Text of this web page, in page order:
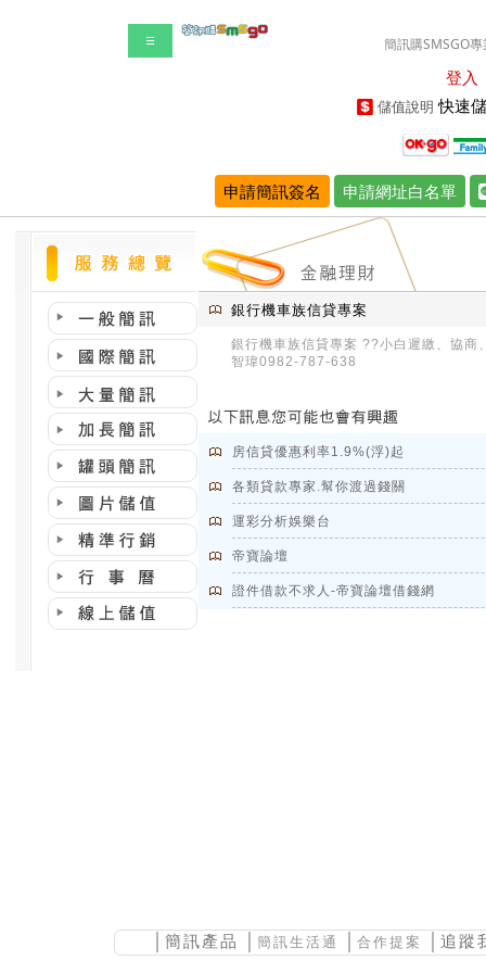
☰ 簡訊購SMSGO
登入
儲值說明 快速
申請簡訊簽名 申請網址白名單
銀行機車族信貸專案
銀行機車族信貸專案 ??小白遲繳、協商
智瑋0982-787-638
房信貸優惠利率1.9%(浮)起
各類貸款專家.幫你渡過錢關
運彩分析娛樂台
帝寶論壇
證件借款不求人-帝寶論壇借錢網
簡訊產品 簡訊生活通 合作提案 │追蹤